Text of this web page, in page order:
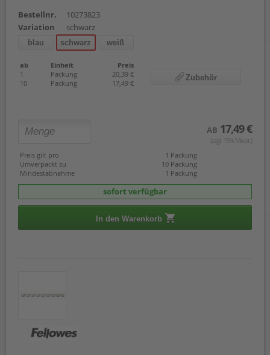
Bestellnr.
10273823
Variation
schwarz
blau schwarz weiß
ab Einheit
Preis
1
Packung
20,39 €
10
Packung 17,49 €
Zubehör
AB 17,49 €
(zzgl. 19% Mwst.)
Preis gilt pro
1 Packung
Umverpackt zu
10 Packung
Mindestabnahme
1 Packung
sofort verfügbar
In den Warenkorb